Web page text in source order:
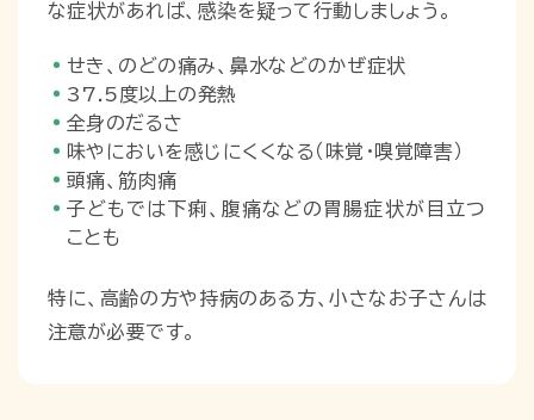
な症状があれば、感染を疑って行動しましょう。
せき、のどの痛み、鼻水などのかぜ症状
37.5度以上の発熱
全身のだるさ
味やにおいを感じにくくなる（味覚・嗅覚障害）
頭痛、筋肉痛
子どもでは下痢、腹痛などの胃腸症状が目立つ
ことも
特に、高齢の方や持病のある方、小さなお子さんは
注意が必要です。